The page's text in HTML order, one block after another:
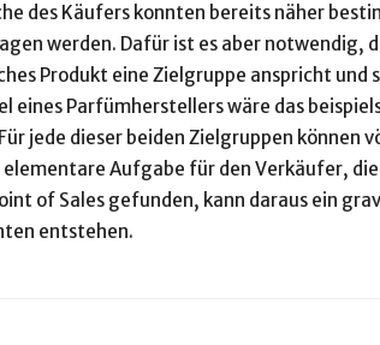
des Käufers konnten bereits näher
werden. Dafür ist es aber notwendig,
Produkt eine Zielgruppe anspricht
eines Parfümherstellers wäre das
jede dieser beiden Zielgruppen können
elementare Aufgabe für den Verkäufer,
of Sales gefunden, kann daraus ein
entstehen.